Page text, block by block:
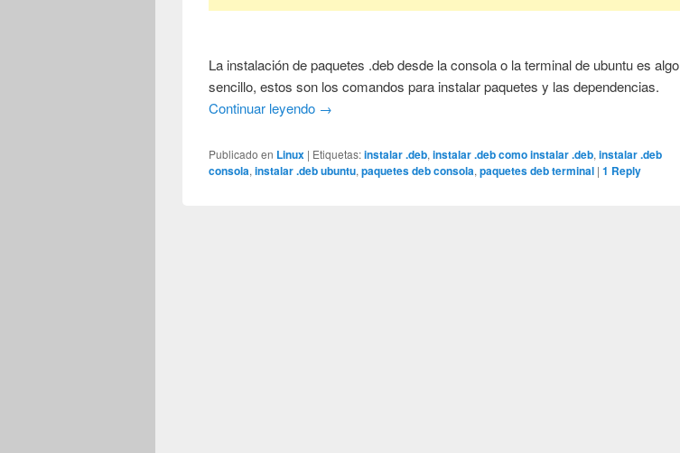
La instalación de paquetes .deb desde la consola o la terminal de ubuntu es algo
sencillo, estos son los comandos para instalar paquetes y las dependencias.
Continuar leyendo →
Publicado en Linux | Etiquetas:instalar .deb,instalar .deb como instalar .deb,instalar .deb
consola,instalar .deb ubuntu,paquetes deb consola,paquetes deb terminal |1 Reply